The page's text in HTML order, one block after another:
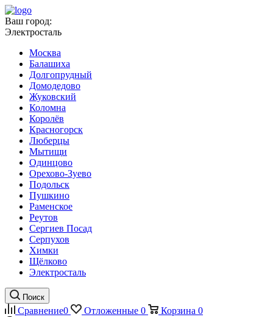
Ваш город:
Электросталь
Москва
Балашиха
Долгопрудный
Домодедово
Жуковский
Коломна
Королёв
Красногорск
Люберцы
Мытищи
Одинцово
Орехово-Зуево
Подольск
Пушкино
Раменское
Реутов
Сергиев Посад
Серпухов
Химки
Щёлково
Электросталь
Поиск
Сравнение0 Отложенные 0 Корзина 0